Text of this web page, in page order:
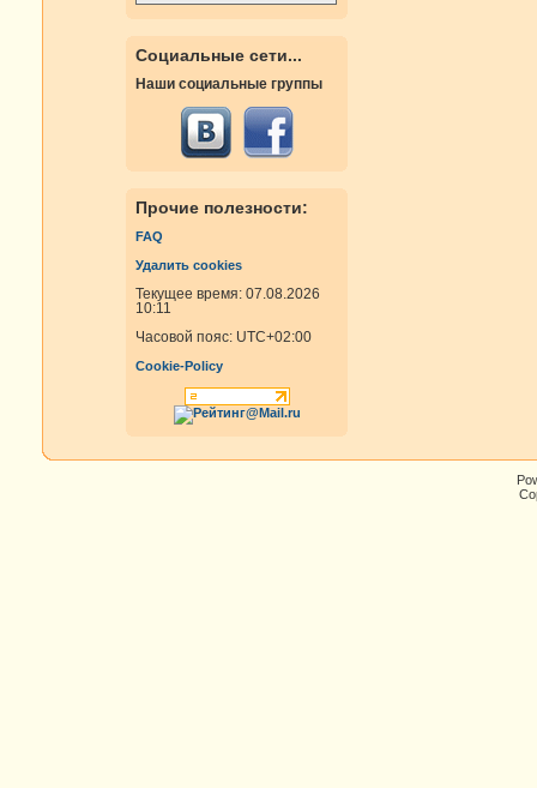
Социальные сети...
Наши социальные группы
Прочие полезности:
FAQ
Удалить cookies
Текущее время: 07.08.2026
10:11
Часовой пояс: UTC+02:00
Cookie-Policy